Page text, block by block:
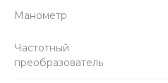
Манометр
Частотный
преобразователь